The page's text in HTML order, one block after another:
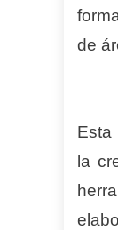
de
Esta
la